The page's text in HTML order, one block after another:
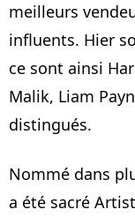
meilleurs
influents. Hier
ce sont ainsi
Malik, Liam
distingués.
Nommé dans
a été sacré